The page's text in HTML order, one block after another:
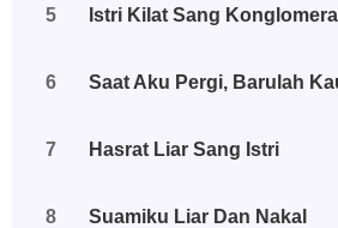
5 Istri Kilat Sang
6
7 Hasrat Liar Sang Istri
8 Suamiku Liar Dan Nakal